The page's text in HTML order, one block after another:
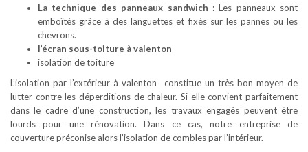
La technique des panneaux sandwich : Les panneaux sont
emboîtés grâce à des languettes et fixés sur les pannes ou les
chevrons.
l’écran sous-toiture à valenton
isolation de toiture
L’isolation par l’extérieur à valenton constitue un très bon moyen de
lutter contre les déperditions de chaleur. Si elle convient parfaitement
dans le cadre d’une construction, les travaux engagés peuvent être
lourds pour une rénovation. Dans ce cas, notre entreprise de
couverture préconise alors l’isolation de combles par l’intérieur.